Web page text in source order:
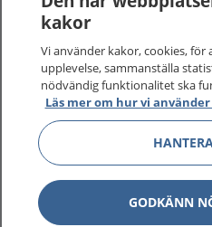
kakor
Vi använder kakor, cookies,
upplevelse, sammanställa
nödvändig funktionalitet ska
Läs mer om hur vi
GODKÄNN